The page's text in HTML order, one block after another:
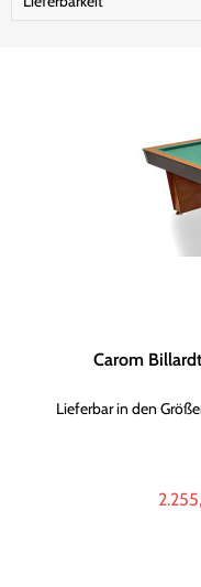
Carom
Lieferbar in den